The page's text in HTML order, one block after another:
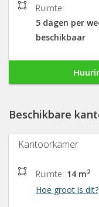
Ruimte:
5 dagen per
beschikbaar
Beschikbare
Kantoorkamer
Ruimte: 14 m2
Hoe groot is dit?